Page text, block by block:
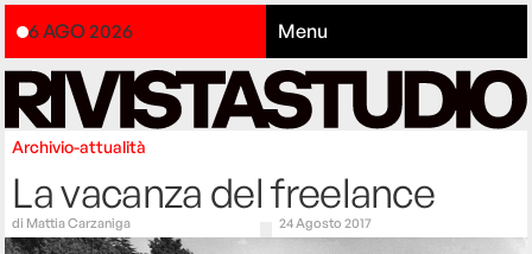
6 AGO 2026 Menu
Archivio-attualità
La vacanza del freelance
di Mattia Carzaniga 24 Agosto 2017